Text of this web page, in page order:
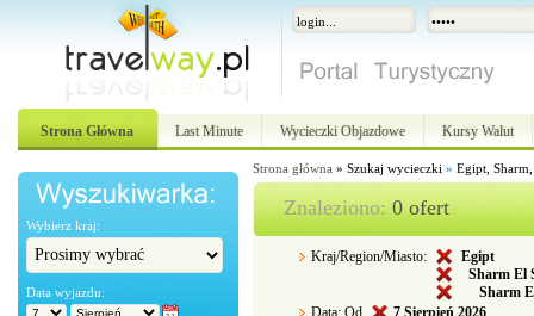
Strona Główna Last Minute Wycieczki Objazdowe Kursy Walut
Wybierz kraj:
Data wyjazdu:
Strona główna » Szukaj wycieczki » Egipt,
Znaleziono:0 ofert
Kraj/Region/Miasto:
Egipt
Sharm El
Sharm
Data: Od 7 Sierpień 2026